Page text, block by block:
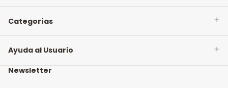
Categorías
Ayuda al Usuario
Newsletter